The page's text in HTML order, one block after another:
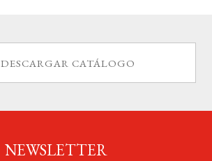
DESCARGAR CATÁLOGO
NEWSLETTER